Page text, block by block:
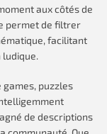
aux côtés de
permet de filtrer
facilitant
games, puzzles
de descriptions